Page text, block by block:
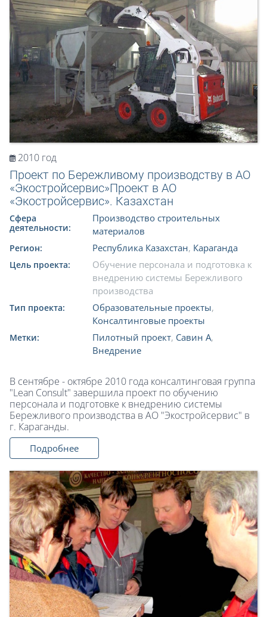
2010 год
Проект по Бережливому производству в АО
«Экостройсервис»Проект в АО
«Экостройсервис». Казахстан
Сфера
деятельности:
Производство строительных
материалов
Регион: Республика Казахстан, Караганда
Цель проекта:
Обучение персонала и подготовка к
внедрению системы Бережливого
производства
Тип проекта: Образовательные проекты,
Консалтинговые проекты
Метки: Пилотный проект, Савин А,
Внедрение
В сентябре - октябре 2010 года консалтинговая группа
"Lean Consult" завершила проект по обучению
персонала и подготовке к внедрению системы
Бережливого производства в АО "Экостройсервис" в
г. Караганды.
Подробнее